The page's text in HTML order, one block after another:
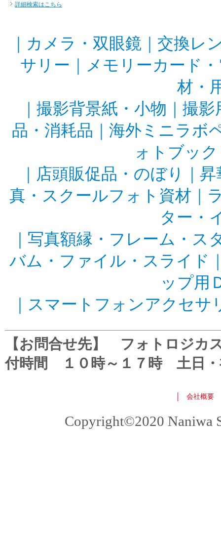
詳細検索はこちら
カメラ・双眼鏡
交換レ
サリー
メモリーカード
材・
撮影背景紙・小物
撮影
品・消耗品
海外ミニラボ
ォトブッ
店頭販促品・のぼり
昇
真・スクールフォト資材
ター・
写真額縁・フレーム・ス
バム・ファイル・スライド
ップ用
スマートフォンアクセサ
【お問合せ先】 フォトロジ
付時間 １０時～１７時 土日・
会社概要
Copyright©2020 Naniwa